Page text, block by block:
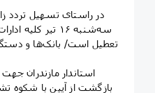
سه‌شنبه ۱۶ تیر
تعطیل است/ بانک‌ها و
بازگشت از آیین با شکوه